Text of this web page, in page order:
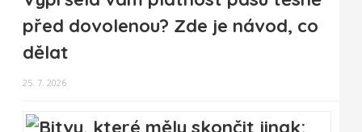
před dovolenou? Zde je návod, co
dělat
25. 7. 2026